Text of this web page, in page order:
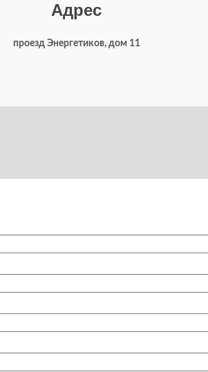
Адрес
проезд Энергетиков, дом 11